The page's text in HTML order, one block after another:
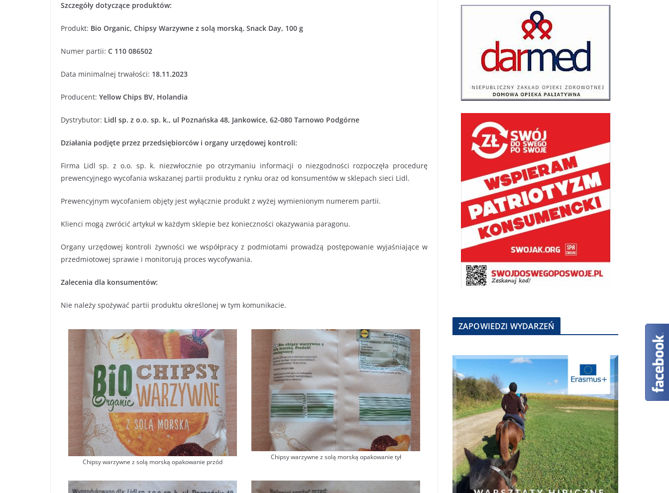
Szczegóły dotyczące produktów:
Produkt: Bio Organic, Chipsy Warzywne z solą morską, Snack Day, 100 g
Numer partii: C 110 086502
Data minimalnej trwałości: 18.11.2023
Producent: Yellow Chips BV, Holandia
Dystrybutor: Lidl sp. z o.o. sp. k., ul Poznańska 48, Jankowice, 62-080 Tarnowo Podgórne
Działania podjęte przez przedsiębiorców i organy urzędowej kontroli:
Firma Lidl sp. z o.o. sp. k. niezwłocznie po otrzymaniu informacji o niezgodności rozpoczęła procedurę
prewencyjnego wycofania wskazanej partii produktu z rynku oraz od konsumentów w sklepach sieci Lidl.
Prewencyjnym wycofaniem objęty jest wyłącznie produkt z wyżej wymienionym numerem partii.
Klienci mogą zwrócić artykuł w każdym sklepie bez konieczności okazywania paragonu.
Organy urzędowej kontroli żywności we współpracy z podmiotami prowadzą postępowanie wyjaśniające w
przedmiotowej sprawie i monitorują proces wycofywania.
Zalecenia dla konsumentów:
Nie należy spożywać partii produktu określonej w tym komunikacie.
Chipsy warzywne z solą morską opakowanie przód
Chipsy warzywne z solą morską opakowanie tył
ZAPOWIEDZI WYDARZEŃ